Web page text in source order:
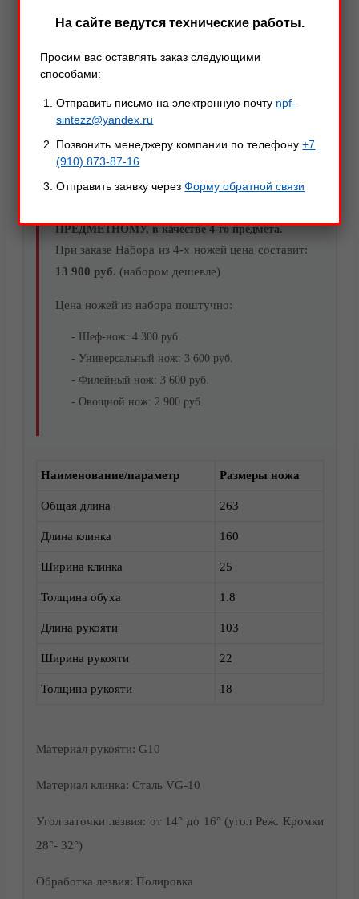
дизайн вашей кухни.
Для удобства транспортировки, нож комплектуется
ножнами из натуральной кожи.
ПРЕДМЕТНОМУ, в качестве 4-го предмета.
При заказе Набора из 4-х ножей цена составит:
13 900 руб. (набором дешевле)
Цена ножей из набора поштучно:
- Шеф-нож: 4 300 руб.
- Универсальный нож: 3 600 руб.
- Филейный нож: 3 600 руб.
- Овощной нож: 2 900 руб.
Наименование/параметр Размеры ножа
Общая длина 263
Длина клинка 160
Ширина клинка 25
Толщина обуха 1.8
Длина рукояти 103
Ширина рукояти 22
Толщина рукояти 18
Материал рукояти: G10
Материал клинка: Сталь VG-10
Угол заточки лезвия: от 14° до 16° (угол Реж. Кромки
28°- 32°)
Обработка лезвия: Полировка
На сайте ведутся технические работы.
Просим вас оставлять заказ следующими
способами:
Отправить письмо на электронную почту npf-
sintezz@yandex.ru
Позвонить менеджеру компании по телефону+7
(910) 873-87-16
Отправить заявку черезФорму обратной связи